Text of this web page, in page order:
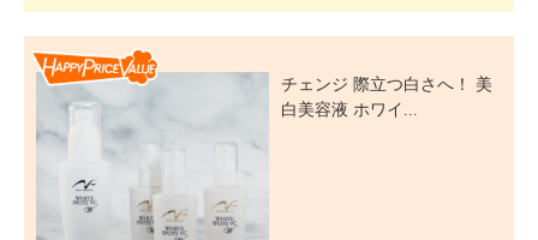
チェンジ 際立つ白さへ！ 美
白美容液 ホワイ...